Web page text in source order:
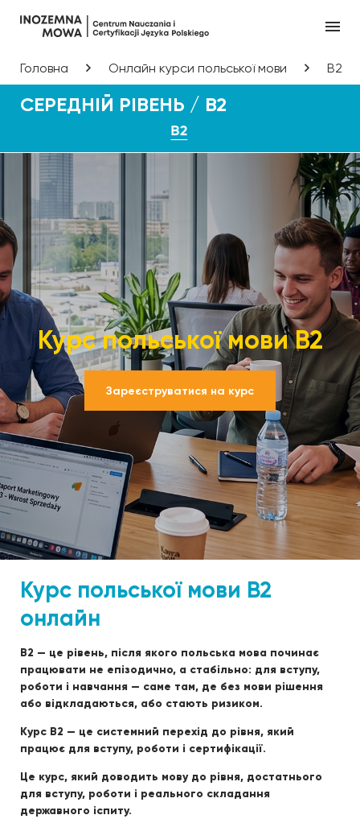
Головна Онлайн курси польської мови B2
СЕРЕДНІЙ РІВЕНЬ / B2
B2
Курс польської мови B2
Зареєструватися на курс
Курс польської мови B2
онлайн
B2 — це рівень, після якого польська мова починає
працювати не епізодично, а стабільно: для вступу,
роботи і навчання — саме там, де без мови рішення
або відкладаються, або стають ризиком.
Курс B2 — це системний перехід до рівня, який
працює для вступу, роботи і сертифікації.
Це курс, який доводить мову до рівня, достатнього
для вступу, роботи і реального складання
державного іспиту.